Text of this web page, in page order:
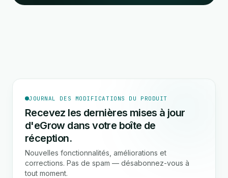
JOURNAL DES MODIFICATIONS DU PRODUIT
Recevez les dernières mises à jour
d'eGrow dans votre boîte de
réception.
Nouvelles fonctionnalités, améliorations et
corrections. Pas de spam — désabonnez-vous à
tout moment.